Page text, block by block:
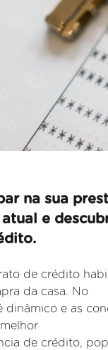
na sua
e
de crédito
da casa. No
e as
de crédito,